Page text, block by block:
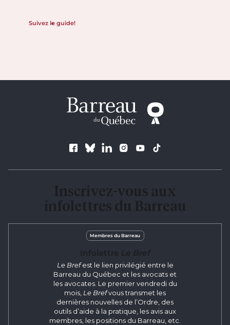
Suivez le guide!
Suivez le Barreau
Membres du Barreau
Le Brefest le lien privilégié entre le
Barreau du Québec et les avocats et
les avocates. Le premier vendredi du
mois, Le Brefvous transmet les
dernières nouvelles de l’Ordre, des
outils d’aide à la pratique, les avis aux
membres, les positions du Barreau, etc.